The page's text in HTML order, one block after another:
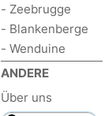
- Zeebrugge
- Blankenberge
- Wenduine
ANDERE
Über uns